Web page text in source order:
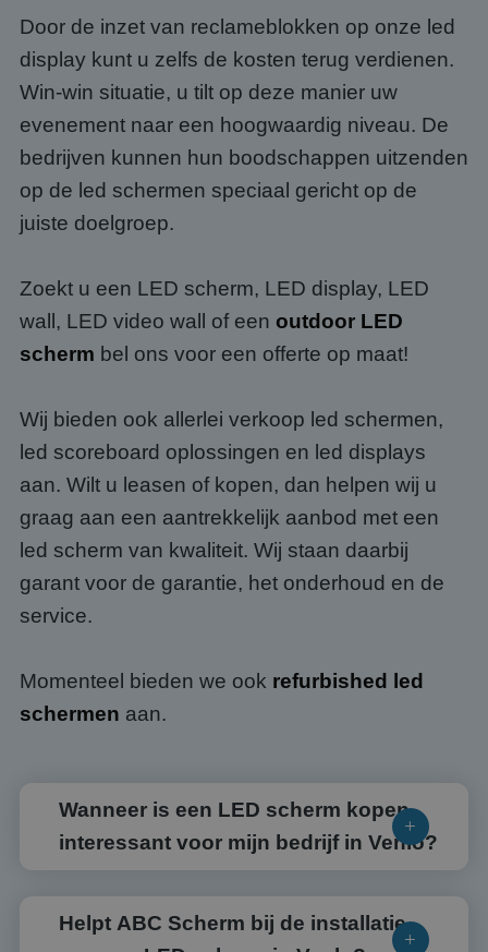
Door de inzet van reclameblokken op onze led
display kunt u zelfs de kosten terug verdienen.
Win-win situatie, u tilt op deze manier uw
evenement naar een hoogwaardig niveau. De
bedrijven kunnen hun boodschappen uitzenden
op de led schermen speciaal gericht op de
juiste doelgroep.
Zoekt u een LED scherm, LED display, LED
wall, LED video wall of een outdoor LED
scherm bel ons voor een offerte op maat!
Wij bieden ook allerlei verkoop led schermen,
led scoreboard oplossingen en led displays
aan. Wilt u leasen of kopen, dan helpen wij u
graag aan een aantrekkelijk aanbod met een
led scherm van kwaliteit. Wij staan daarbij
garant voor de garantie, het onderhoud en de
service.
Momenteel bieden we ook refurbished led
schermen aan.
Wanneer is een LED scherm kopen
interessant voor mijn bedrijf in Venlo?
Helpt ABC Scherm bij de installatie